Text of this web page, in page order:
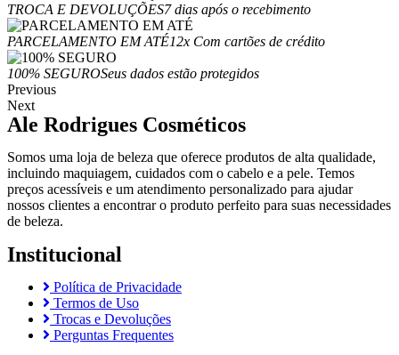
TROCA E DEVOLUÇÕES7 dias após o recebimento
PARCELAMENTO EM ATÉ12x Com cartões de crédito
100% SEGUROSeus dados estão protegidos
Previous
Next
Ale Rodrigues Cosméticos
Somos uma loja de beleza que oferece produtos de alta qualidade,
incluindo maquiagem, cuidados com o cabelo e a pele. Temos
preços acessíveis e um atendimento personalizado para ajudar
nossos clientes a encontrar o produto perfeito para suas necessidades
de beleza.
Institucional
Política de Privacidade
Termos de Uso
Trocas e Devoluções
Perguntas Frequentes